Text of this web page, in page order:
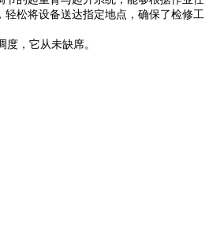
松将设备送达指定地点，确保了检修工
，它从未缺席。